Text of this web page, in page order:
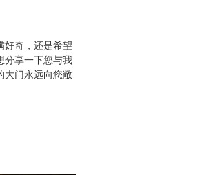
好奇，还是希望
分享一下您与我
大门永远向您敞